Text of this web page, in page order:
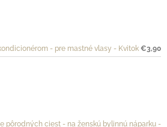
- pre mastné vlasy - Kvitok €3,90
pôrodných ciest - na ženskú bylinnú náparku -